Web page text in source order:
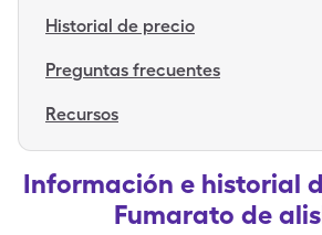
Historial de precio
Preguntas frecuentes
Recursos
Información e historial
Fumarato de